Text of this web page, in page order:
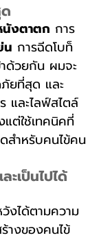
งตาตก การ
น การฉีดโบท็
ด้วยกัน ผมจะ
ยที่สุด และ
และไลฟ์สไตล์
ต่ใช้เทคนิคที่
สำหรับคนไข้คน
ะเป็นไปได้
งได้ตามความ
างของคนไข้